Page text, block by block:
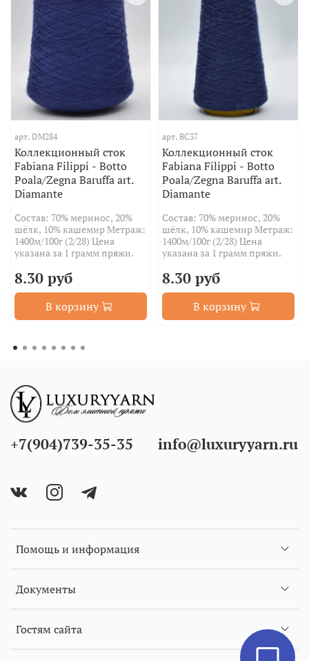
арт. DM284
Коллекционный сток
Fabiana Filippi - Botto
Poala/Zegna Baruffa art.
Diamante
Состав: 70% меринос, 20%
шёлк, 10% кашемир Метраж:
1400м/100г (2/28) Цена
указана за 1 грамм пряжи.
8.30 руб
В корзину
арт. BC37
Коллекционный сток
Fabiana Filippi - Botto
Poala/Zegna Baruffa art.
Diamante
Состав: 70% меринос, 20%
шёлк, 10% кашемир Метраж:
1400м/100г (2/28) Цена
указана за 1 грамм пряжи.
8.30 руб
В корзину
Помощь и информация
Документы
Гостям сайта
+7(904)739-35-35 info@luxuryyarn.ru